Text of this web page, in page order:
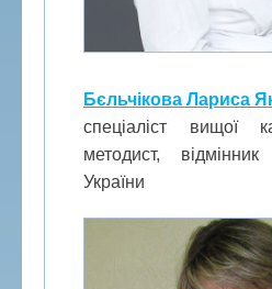
Бєльчікова Лариса
спеціаліст вищої
методист,
України